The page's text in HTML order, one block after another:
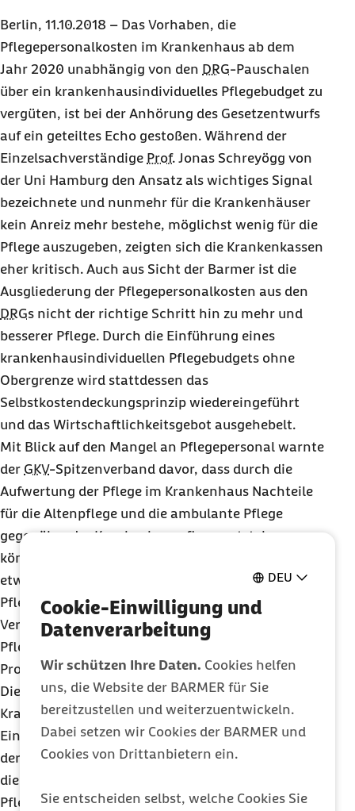
DEU
Cookie-Einwilligung und
Datenverarbeitung
Wir schützen Ihre Daten. Cookies helfen
uns, die Website der BARMER für Sie
bereitzustellen und weiterzuentwickeln.
Dabei setzen wir Cookies der BARMER und
Cookies von Drittanbietern ein.
Sie entscheiden selbst, welche Cookies Sie
Berlin, 11.10.2018 – Das Vorhaben, die
Pflegepersonalkosten im Krankenhaus ab dem
Jahr 2020 unabhängig von den DRG-Pauschalen
über ein krankenhausindividuelles Pflegebudget zu
vergüten, ist bei der Anhörung des Gesetzentwurfs
auf ein geteiltes Echo gestoßen. Während der
Einzelsachverständige Prof. Jonas Schreyögg von
der Uni Hamburg den Ansatz als wichtiges Signal
bezeichnete und nunmehr für die Krankenhäuser
kein Anreiz mehr bestehe, möglichst wenig für die
Pflege auszugeben, zeigten sich die Krankenkassen
eher kritisch. Auch aus Sicht der Barmer ist die
Ausgliederung der Pflegepersonalkosten aus den
DRGs nicht der richtige Schritt hin zu mehr und
besserer Pflege. Durch die Einführung eines
krankenhausindividuellen Pflegebudgets ohne
Obergrenze wird stattdessen das
Selbstkostendeckungsprinzip wiedereingeführt
und das Wirtschaftlichkeitsgebot ausgehebelt.
Mit Blick auf den Mangel an Pflegepersonal warnte
der GKV-Spitzenverband davor, dass durch die
Aufwertung der Pflege im Krankenhaus Nachteile
für die Altenpflege und die ambulante Pflege
gegenüber der Krankenhauspflege entstehen
können. Eine Sorge, die die Barmer teilt. So kann
etwa die vollständige Refinanzierung der
Pflegepersonalkosten dazu führen, dass ein
Vergütungswettbewerb um die begrenzte Zahl an
Pflegekräften eröffnet wird, ohne dass das
Problem des Fachkräftemangels behoben würde.
Die finanzielle Last tragen dabei die
Krankenkassen.
Ein weiterer Schwerpunkt war die Finanzierung
der verbesserten Pflegepersonalausstattung. Um
die Versorgung auch in stationären
Pflegeeinrichtungen zu gewährleisten, sollen mit